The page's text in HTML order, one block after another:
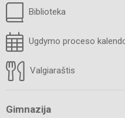
Biblioteka
Ugdymo proceso
Valgiaraštis
Gimnazija